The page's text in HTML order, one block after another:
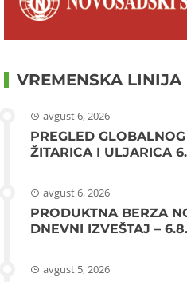
VREMENSKA LINIJA
avgust 6, 2026
PREGLED
ŽITARICA I ULJARICA
avgust 6, 2026
PRODUKTNA BERZA
DNEVNI IZVEŠTAJ –
avgust 5, 2026